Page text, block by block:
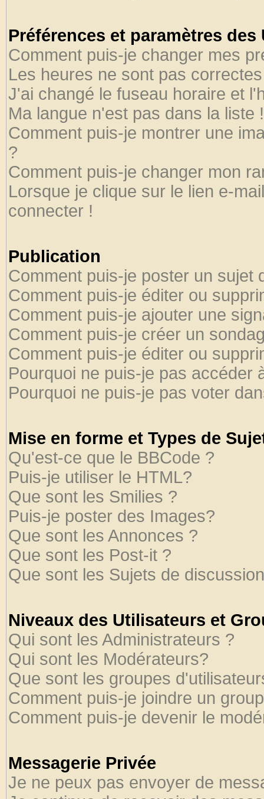
Préférences et paramètres
Comment puis-je changer mes
Les heures ne sont pas
J'ai changé le fuseau horaire et
Ma langue n'est pas dans la liste !
Comment puis-je montrer une
?
Comment puis-je changer mon
Lorsque je clique sur le lien e-
connecter !
Publication
Comment puis-je poster un sujet
Comment puis-je éditer ou
Comment puis-je ajouter une
Comment puis-je créer un
Comment puis-je éditer ou
Pourquoi ne puis-je pas accéder
Pourquoi ne puis-je pas voter
Mise en forme et Types de
Qu'est-ce que le BBCode ?
Puis-je utiliser le HTML?
Que sont les Smilies ?
Puis-je poster des Images?
Que sont les Annonces ?
Que sont les Post-it ?
Que sont les Sujets de
Niveaux des Utilisateurs et
Qui sont les Administrateurs ?
Qui sont les Modérateurs?
Que sont les groupes
Comment puis-je joindre un
Comment puis-je devenir le
Messagerie Privée
Je ne peux pas envoyer de